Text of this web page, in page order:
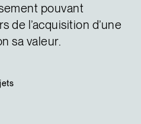
pouvant
de l’acquisition d’une
sa valeur.